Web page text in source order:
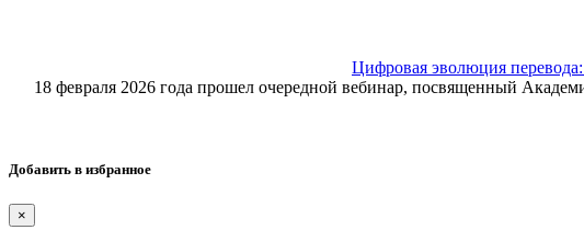
Цифровая эволюция
18 февраля 2026 года прошел очередной вебинар, посвященный
Добавить в избранное
×